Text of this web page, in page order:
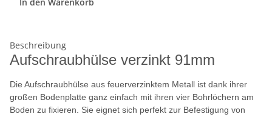
Beschreibung
Aufschraubhülse verzinkt 91mm
Die Aufschraubhülse aus feuerverzinktem Metall ist dank ihrer
großen Bodenplatte ganz einfach mit ihren vier Bohrlöchern am
Boden zu fixieren. Sie eignet sich perfekt zur Befestigung von